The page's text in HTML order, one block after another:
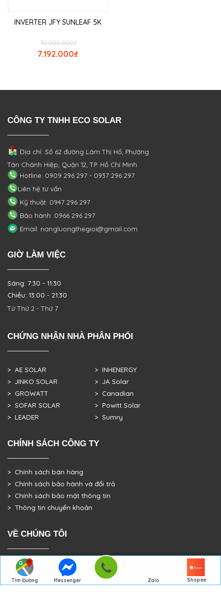
Tìm Đường
Messenger
Zalo Shopee
INVERTER JFY SUNLEAF 5K
₫
10.000.000
₫
7.192.000
CÔNG TY TNHH ECO SOLAR
Địa chỉ: Số 62 đường Lâm Thị Hố, Phường
Tân Chánh Hiệp, Quận 12, TP. Hồ Chí Minh
Hotline: 0909 296 297 - 0937 296 297
Liên hệ tư vấn
Kỹ thuật: 0947 296 297
Bảo hành: 0966 296 297
Email: nangluongthegioi@gmail.com
GIỜ LÀM VIỆC
Sáng: 7:30 - 11:30
Chiều: 13:00 - 21:30
Từ Thứ 2 - Thứ 7
CHỨNG NHẬN NHÀ PHÂN PHỐI
> AE SOLAR
> JINKO SOLAR
> GROWATT
> SOFAR SOLAR
> LEADER
> INHENERGY
> JA Solar
> Canadian
> Powitt Solar
> Sumry
CHÍNH SÁCH CÔNG TY
> Chính sách bán hàng
> Chính sách bảo hành và đổi trả
> Chính sách bảo mật thông tin
> Thông tin chuyển khoản
VỀ CHÚNG TÔI
> GIỚI THIỆU
> TRANG CHỦ
> DỰ ÁN THỰC TẾ